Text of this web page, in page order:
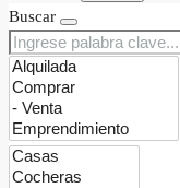
Buscar